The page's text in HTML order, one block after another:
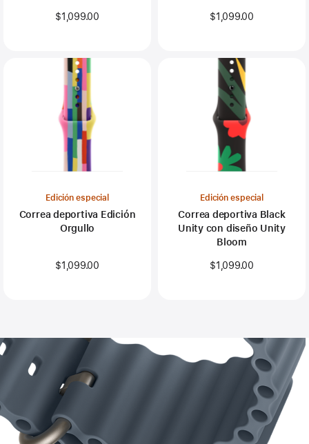
$1,099.00 $1,099.00
Edición especial
Correa deportiva Edición
Orgullo
$1,099.00
Edición especial
Correa deportiva Black
Unity con diseño Unity
Bloom
$1,099.00